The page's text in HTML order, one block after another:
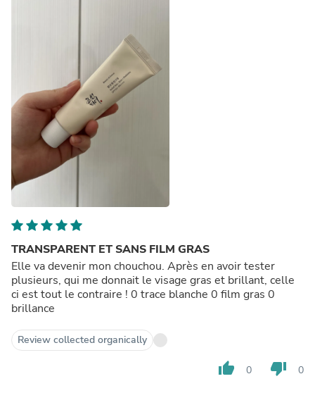
TRANSPARENT ET SANS FILM GRAS
Elle va devenir mon chouchou. Après en avoir tester
plusieurs, qui me donnait le visage gras et brillant, celle
ci est tout le contraire ! 0 trace blanche 0 film gras 0
brillance
Review collected organically
thumb_up 0 thumb_down 0